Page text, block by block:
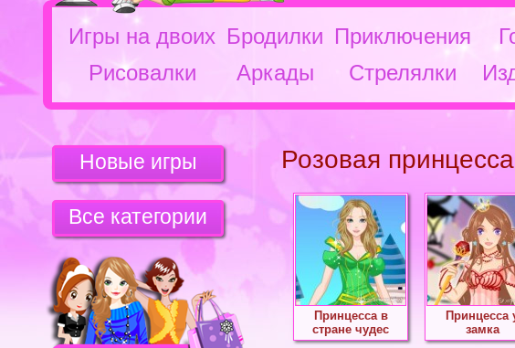
Игры на двоих Бродилки Приключения
Рисовалки
Аркады Стрелялки
Розовая принцесса
Принцесса в
стране чудес
Принцесса
замка
Новые игры
Все категории